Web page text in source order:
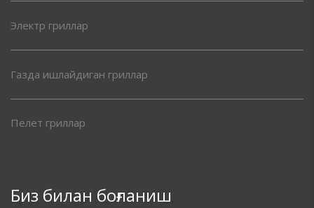
Электр гриллар
Газда ишлайдиган гриллар
Пелет гриллар
Биз билан боғланиш